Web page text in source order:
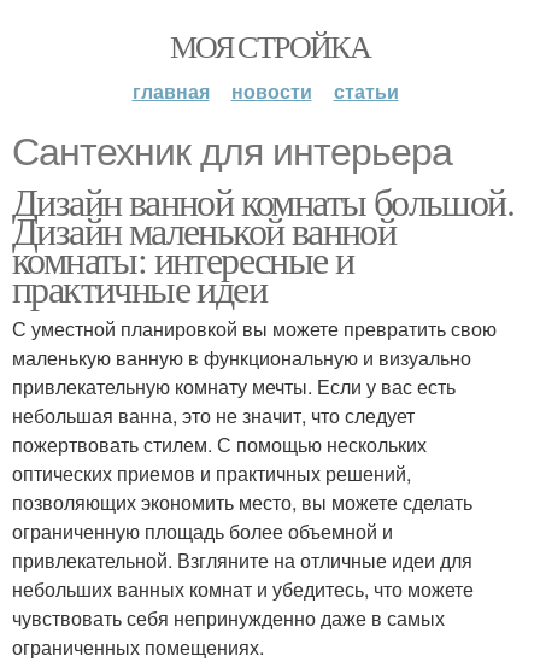
МОЯ СТРОЙКА
главная новости статьи
Сантехник для интерьера
Дизайн ванной комнаты большой.
Дизайн маленькой ванной
комнаты: интересные и
практичные идеи
С уместной планировкой вы можете превратить свою
маленькую ванную в функциональную и визуально
привлекательную комнату мечты. Если у вас есть
небольшая ванна, это не значит, что следует
пожертвовать стилем. С помощью нескольких
оптических приемов и практичных решений,
позволяющих экономить место, вы можете сделать
ограниченную площадь более объемной и
привлекательной. Взгляните на отличные идеи для
небольших ванных комнат и убедитесь, что можете
чувствовать себя непринужденно даже в самых
ограниченных помещениях.